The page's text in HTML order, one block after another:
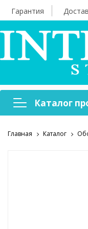
Гарантия
Каталог
Главная Каталог